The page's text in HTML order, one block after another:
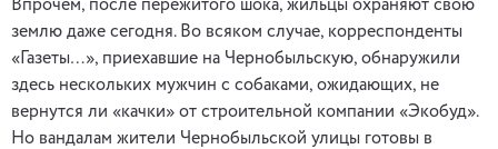
Впрочем, после пережитого шока, жильцы охраняют свою
землю даже сегодня. Во всяком случае, корреспонденты
«Газеты…», приехавшие на Чернобыльскую, обнаружили
здесь нескольких мужчин с собаками, ожидающих, не
вернутся ли «качки» от строительной компании «Экобуд».
Но вандалам жители Чернобыльской улицы готовы в